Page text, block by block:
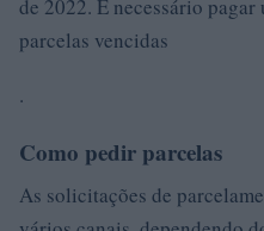
de 2022. É necessário
parcelas vencidas
.
Como pedir parcelas
As solicitações de